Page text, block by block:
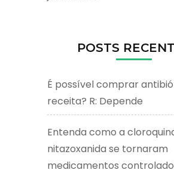
POSTS
É possível comprar
receita? R: Depende
Entenda como a
nitazoxanida se tornaram
medicamentos